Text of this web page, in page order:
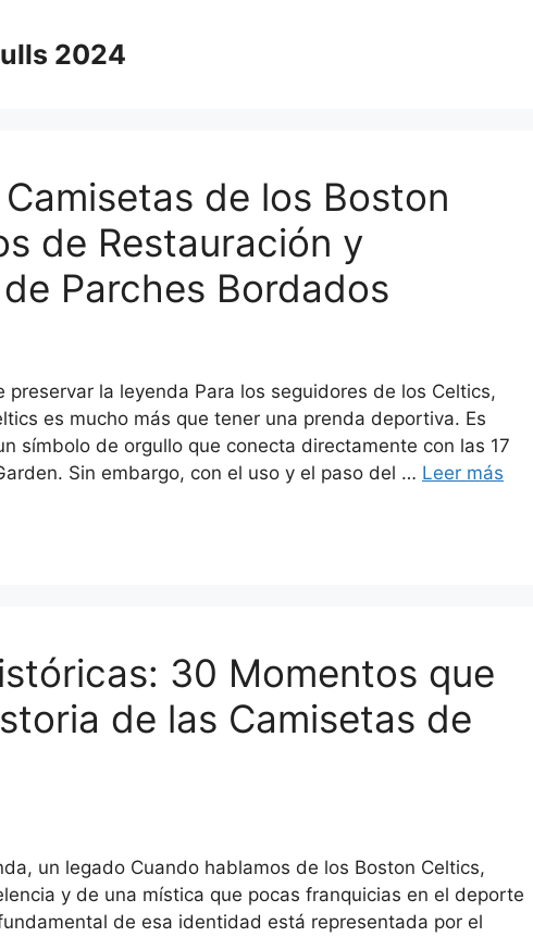
2024
de los Boston
de Restauración y
Parches Bordados
la leyenda Para los seguidores de los Celtics,
es mucho más que tener una prenda deportiva. Es
símbolo de orgullo que conecta directamente con las 17
Sin embargo, con el uso y el paso del … Leer más
30 Momentos que
de las Camisetas de
un legado Cuando hablamos de los Boston Celtics,
y de una mística que pocas franquicias en el deporte
de esa identidad está representada por el